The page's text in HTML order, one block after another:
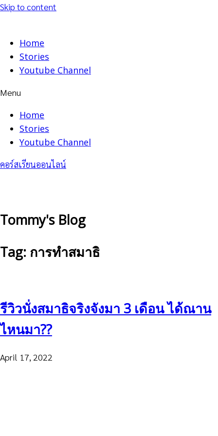
Skip to content
Home
Stories
Youtube Channel
Menu
Home
Stories
Youtube Channel
คอร์สเรียนออนไลน์
Tommy's Blog
Tag: การทำสมาธิ
รีวิวนั่งสมาธิจริงจังมา 3 เดือน ได้ณาน
ไหนมา??
April 17, 2022